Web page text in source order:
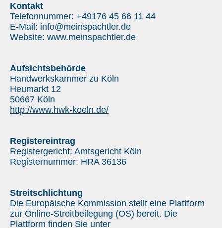
Kontakt
Telefonnummer: +49176 45 66 11 44
E-Mail: info@meinspachtler.de
Website: www.meinspachtler.de
Aufsichtsbehörde
Handwerkskammer zu Köln
Heumarkt 12
50667 Köln
http://www.hwk-koeln.de/
Registereintrag
Registergericht: Amtsgericht Köln
Registernummer: HRA 36136
Streitschlichtung
Die Europäische Kommission stellt eine Plattform
zur Online-Streitbeilegung (OS) bereit. Die
Plattform finden Sie unter